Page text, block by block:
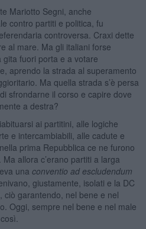
Mariotto Segni, anche
contro partiti e politica, fu
controversa. Craxi dette
al mare. Ma gli italiani forse
fuori porta e a votare
aprendo la strada al superamento
Ma quella strada s’è persa
sfrondarne il corso e capire dove
a destra?
ai partitini, alle logiche
e intercambiabili, alle cadute e
prima Repubblica ce ne furono
allora c’erano partiti a larga
una conventio ad escludendum
giustamente, isolati e la DC
ciò garantendo, nel bene e nel
Oggi, sempre nel bene e nel male